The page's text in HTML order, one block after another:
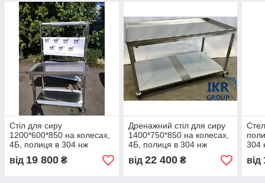
Стіл для сиру
1200*600*850 на колесах,
4Б, полиця в 304 нж
від 19 800 ₴
Дренажний стіл для сиру
1400*750*850 на колесах,
4Б, полиця в 304 нж
від 22 400₴
304
від